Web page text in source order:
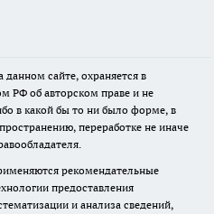
сайте, охраняется в
РФ об авторском праве и не
в какой бы то ни было форме, в
переработке не иначе
рекомендательные
предоставления
и анализа сведений,